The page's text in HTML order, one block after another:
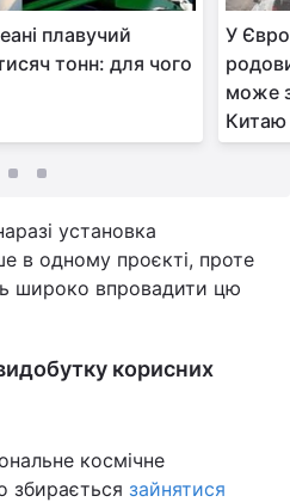
плавучий
тонн: для чого
У
може
Китаю
установка
в одному проєкті, проте
широко впровадити цю
корисних
космічне
збирається зайнятися